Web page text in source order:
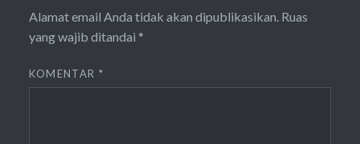
Alamat email Anda tidak akan dipublikasikan. Ruas
yang wajib ditandai *
KOMENTAR *